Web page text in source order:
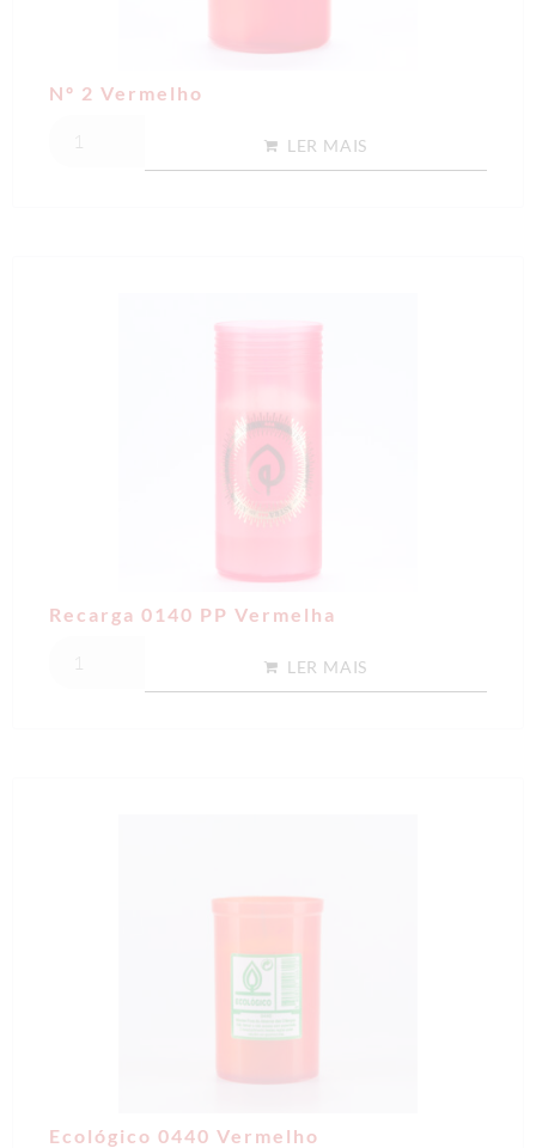
Nº 2 Vermelho
LER MAIS
Recarga 0140 PP Vermelha
LER MAIS
Ecológico 0440 Vermelho